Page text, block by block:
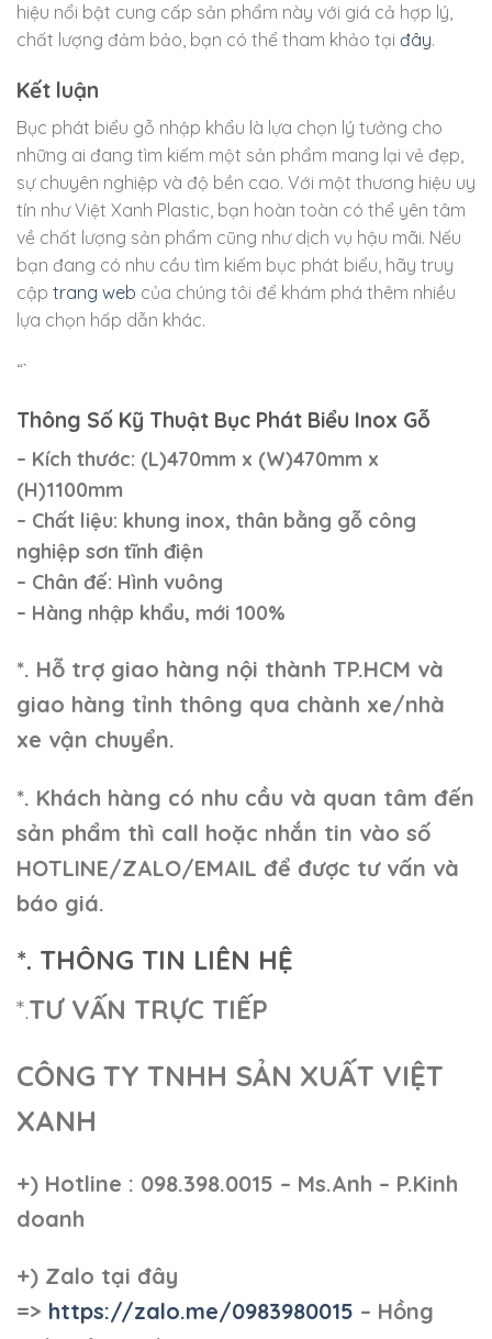
hiệu nổi bật cung cấp sản phẩm này với giá cả hợp lý,
chất lượng đảm bảo, bạn có thể tham khảo tại đây.
Kết luận
Bục phát biểu gỗ nhập khẩu là lựa chọn lý tưởng cho
những ai đang tìm kiếm một sản phẩm mang lại vẻ đẹp,
sự chuyên nghiệp và độ bền cao. Với một thương hiệu uy
tín như Việt Xanh Plastic, bạn hoàn toàn có thể yên tâm
về chất lượng sản phẩm cũng như dịch vụ hậu mãi. Nếu
bạn đang có nhu cầu tìm kiếm bục phát biểu, hãy truy
cập trang web của chúng tôi để khám phá thêm nhiều
lựa chọn hấp dẫn khác.
“`
Thông Số Kỹ Thuật Bục Phát Biểu Inox Gỗ
– Kích thước: (L)470mm x (W)470mm x
(H)1100mm
– Chất liệu: khung inox, thân bằng gỗ công
nghiệp sơn tĩnh điện
– Chân đế: Hình vuông
– Hàng nhập khẩu, mới 100%
*. Hỗ trợ giao hàng nội thành TP.HCM và
giao hàng tỉnh thông qua chành xe/nhà
xe vận chuyển.
*. Khách hàng có nhu cầu và quan tâm đến
sản phẩm thì call hoặc nhắn tin vào số
HOTLINE/ZALO/EMAIL để được tư vấn và
báo giá.
*. THÔNG TIN LIÊN HỆ
*.TƯ VẤN TRỰC TIẾP
CÔNG TY TNHH SẢN XUẤT VIỆT
XANH
+) Hotline : 098.398.0015 – Ms.Anh – P.Kinh
doanh
+) Zalo tại đây
=> https://zalo.me/0983980015 – Hồng